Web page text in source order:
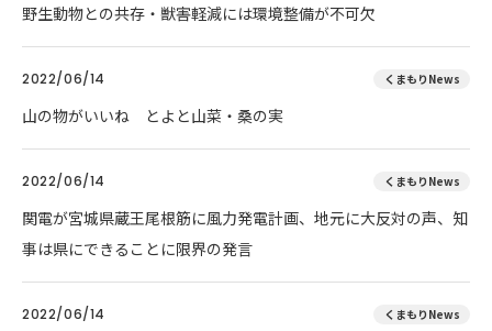
野生動物との共存・獣害軽減には環境整備が不可欠
2022/06/14 くまもりNews
山の物がいいね とよと山菜・桑の実
2022/06/14 くまもりNews
関電が宮城県蔵王尾根筋に風力発電計画、地元に大反対の声、知
事は県にできることに限界の発言
2022/06/14 くまもりNews